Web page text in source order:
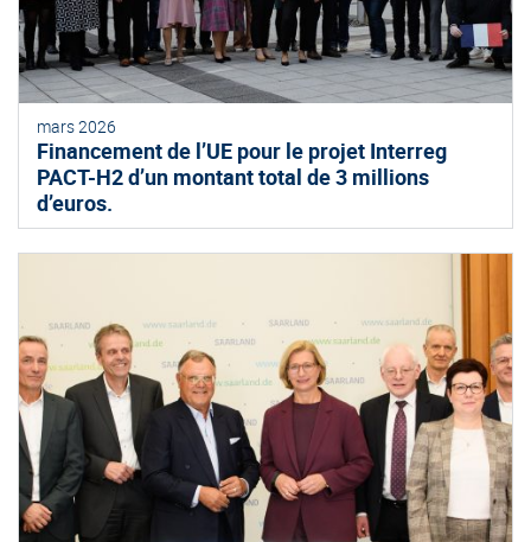
mars 2026
Financement de l’UE pour le projet Interreg
PACT-H2 d’un montant total de 3 millions
d’euros.